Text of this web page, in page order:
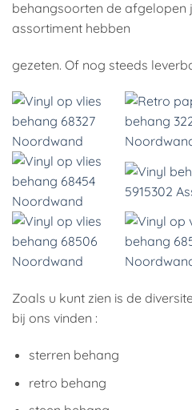
behangsoorten de afgelopen
assortiment hebben
gezeten. Of nog steeds
Zoals u kunt zien is de
bij ons vinden :
sterren behang
retro behang